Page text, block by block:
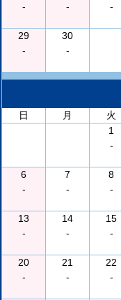
-
-
-
29
-
30
-
日
月 火
1
-
6
-
7
-
8
-
13
-
14
-
15
-
20
-
21
-
22
-